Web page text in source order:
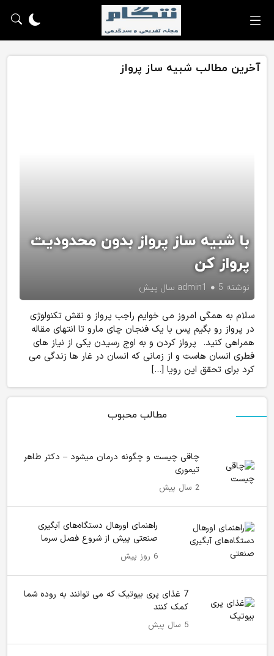
آخرین مطالب شبیه ساز پرواز
با شبیه ساز پرواز بدون محدودیت
پرواز کن
نوشته admin1 5 سال پیش
سلام به همگی امروز می خوایم راجب پرواز و نقش تکنولوژی
در پرواز رو بگیم پس با یک فنجان چای مارو تا انتهای مقاله
همراهی کنید. پرواز کردن و به اوج رسیدن یکی از نیاز های
فطری انسان هاست و از زمانی که انسان در غار ها زندگی می
کرد برای تحقق این رویا […]
مطالب محبوب
چاقی چیست و چگونه درمان میشود – دکتر طاهر
تیموری
2 سال پیش
راهنمای اورهال دستگاه‌های آبگیری
صنعتی پیش از شروع فصل سرما
6 روز پیش
7 غذای پری بیوتیک که می توانند به روده شما
کمک کنند
5 سال پیش